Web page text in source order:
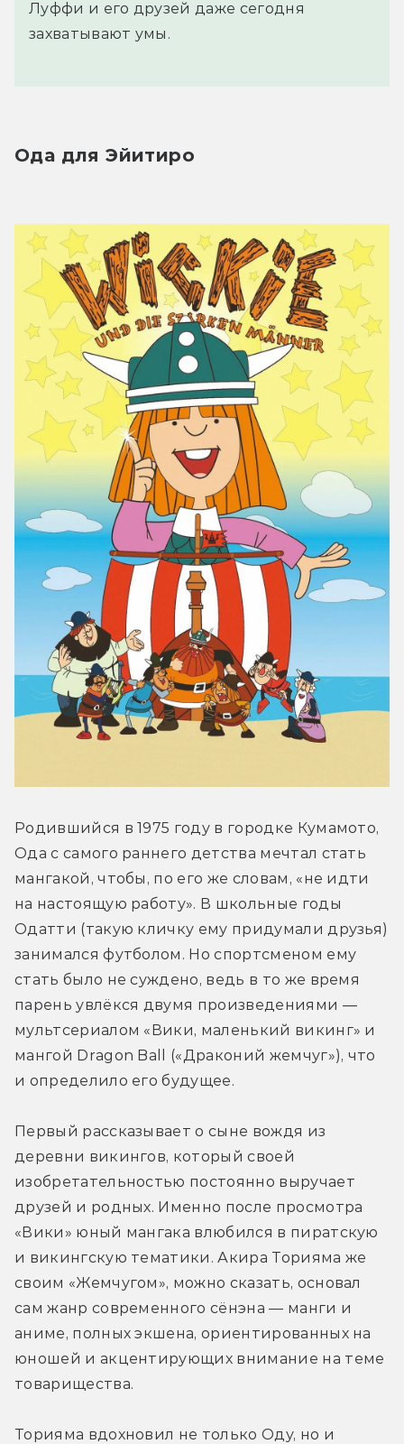
Луффи и его друзей даже сегодня
захватывают умы.
Ода для Эйитиро
Родившийся в 1975 году в городке Кумамото,
Ода с самого раннего детства мечтал стать
мангакой, чтобы, по его же словам, «не идти
на настоящую работу». В школьные годы
Одатти (такую кличку ему придумали друзья)
занимался футболом. Но спортсменом ему
стать было не суждено, ведь в то же время
парень увлёкся двумя произведениями —
мультсериалом «Вики, маленький викинг» и
мангой Dragon Ball («Драконий жемчуг»), что
и определило его будущее.
Первый рассказывает о сыне вождя из
деревни викингов, который своей
изобретательностью постоянно выручает
друзей и родных. Именно после просмотра
«Вики» юный мангака влюбился в пиратскую
и викингскую тематики. Акира Торияма же
своим «Жемчугом», можно сказать, основал
сам жанр современного сёнэна — манги и
аниме, полных экшена, ориентированных на
юношей и акцентирующих внимание на теме
товарищества.
Торияма вдохновил не только Оду, но и